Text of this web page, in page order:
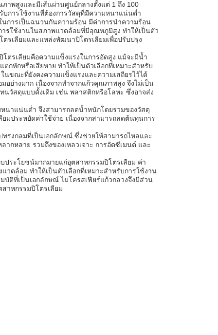
าพสูงและมีเส้นผ่านศูนย์กลางตั้งแต่ 1 ถึง 100
บการใช้งานที่ต้องการวัสดุที่มีความหนาแน่นต่ำ
นการเป็นฉนวนกันความร้อน มีค่าการนำความร้อน
ารใช้งานในสภาพแวดล้อมที่มีอุณหภูมิสูง ทำให้เป็นตัว
รเลียมและแหล่งพัฒนาปิโตรเลียมเพื่อปรับปรุง
ตรเลียมคือความแข็งแรงในการอัดสูง แม้จะมีน้ำ
หักหรือเสียหาย ทำให้เป็นตัวเลือกที่เหมาะสำหรับ
ขณะที่ยังคงความแข็งแรงและความเสถียรไว้ได้
อย่างมาก เนื่องจากทำจากแก้วคุณภาพสูง จึงไม่เป็น
นวัสดุแบบดั้งเดิม เช่น พลาสติกหรือโลหะ ซึ่งอาจส่ง
นาแน่นต่ำ จึงสามารถลดน้ำหนักโดยรวมของวัสดุ
มประหยัดค่าใช้จ่าย เนื่องจากสามารถลดต้นทุนการ
รงกลมที่เป็นเอกลักษณ์ ซึ่งช่วยให้สามารถไหลและ
กหลาย รวมถึงของเหลวเจาะ การอัดซีเมนต์ และ
ระโยชน์มากมายแก่อุตสาหกรรมปิโตรเลียม ค่า
วดล้อม ทำให้เป็นตัวเลือกที่เหมาะสำหรับการใช้งาน
ติที่เป็นเอกลักษณ์ ไมโครสเฟียร์แก้วกลวงจึงมีส่วน
าหกรรมปิโตรเลียม